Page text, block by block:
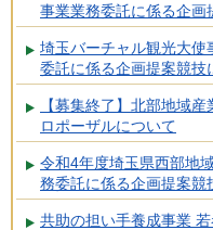
事業業務委託に係る企画
埼玉バーチャル観光大使
委託に係る企画提案競技
【募集終了】北部地域
ロポーザルについて
令和4年度埼玉県西部地
務委託に係る企画提案競
共助の担い手養成事業